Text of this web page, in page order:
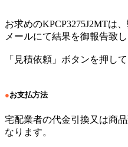
お求めのKPCP3275J2MTは
メールにて結果を御報告致し
「見積依頼」ボタンを押し
●お支払方法
宅配業者の代金引換又は商
なります。